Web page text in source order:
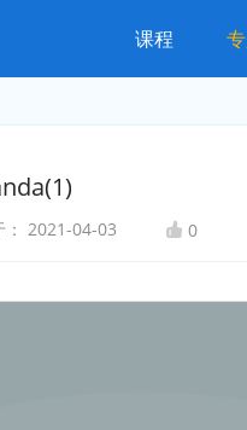
课程
2021-04-03 0